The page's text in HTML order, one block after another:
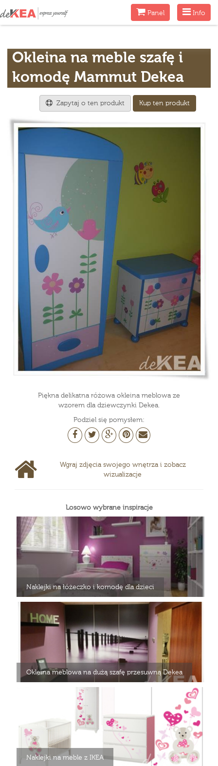
Menu
Info
MenuPanel
Okleina na meble szafę i
komodę Mammut Dekea
Zapytaj o ten produkt Kup ten produkt
Piękna delikatna różowa okleina meblowa ze
wzorem dla dziewczynki Dekea.
Podziel się pomysłem:
Wgraj zdjęcia swojego wnętrza i zobacz
wizualizacje
Losowo wybrane inspiracje
Naklejki na łóżeczko i komodę dla dzieci
Okleina meblowa na dużą szafę przesuwną Dekea
Naklejki na meble z IKEA